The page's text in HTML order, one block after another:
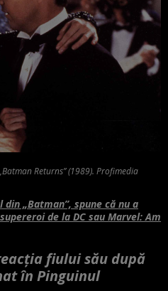
Returns” (1989). Profimedia
„Batman”, spune că nu a
de la DC sau Marvel: Am
fiului său după
în Pinguinul